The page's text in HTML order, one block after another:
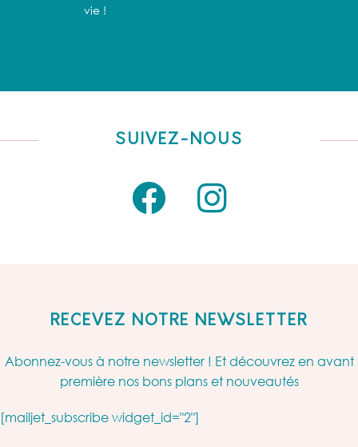
vie !
SUIVEZ-NOUS
RECEVEZ NOTRE NEWSLETTER
Abonnez-vous à notre newsletter ! Et découvrez en avant
première nos bons plans et nouveautés
[mailjet_subscribe widget_id="2"]